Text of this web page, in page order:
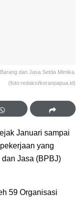
dan Jasa Setda Mimika.
(foto:redaksi/koranpapua.id)
Januari sampai
yang
Jasa (BPBJ)
59 Organisasi